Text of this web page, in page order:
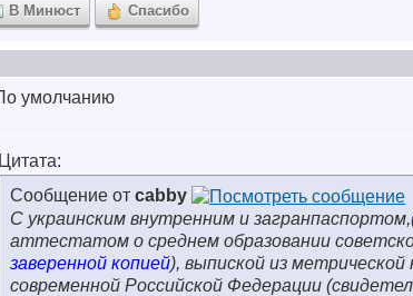
В Минюст Спасибо
Цитата:
Сообщение от cabby
С украинским внутренним и
аттестатом о среднем образовании
заверенной копией), выпиской из метрической
современной Российской Федерации